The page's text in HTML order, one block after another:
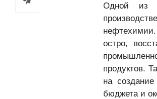
Одной из
нефтехимии.
остро,
продуктов.
на
бюджета и